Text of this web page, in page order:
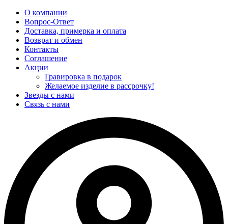
О компании
Вопрос-Ответ
Доставка, примерка и оплата
Возврат и обмен
Контакты
Соглашение
Акции
Гравировка в подарок
Желаемое изделие в рассрочку!
Звезды с нами
Связь с нами